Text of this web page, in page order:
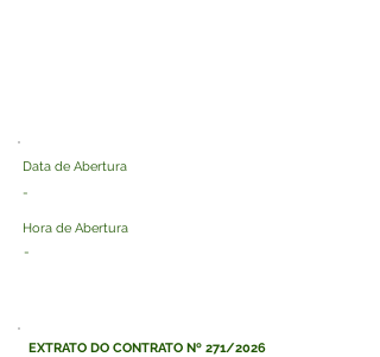
Data de Abertura
-
Hora de Abertura
-
EXTRATO DO CONTRATO Nº 271/2026